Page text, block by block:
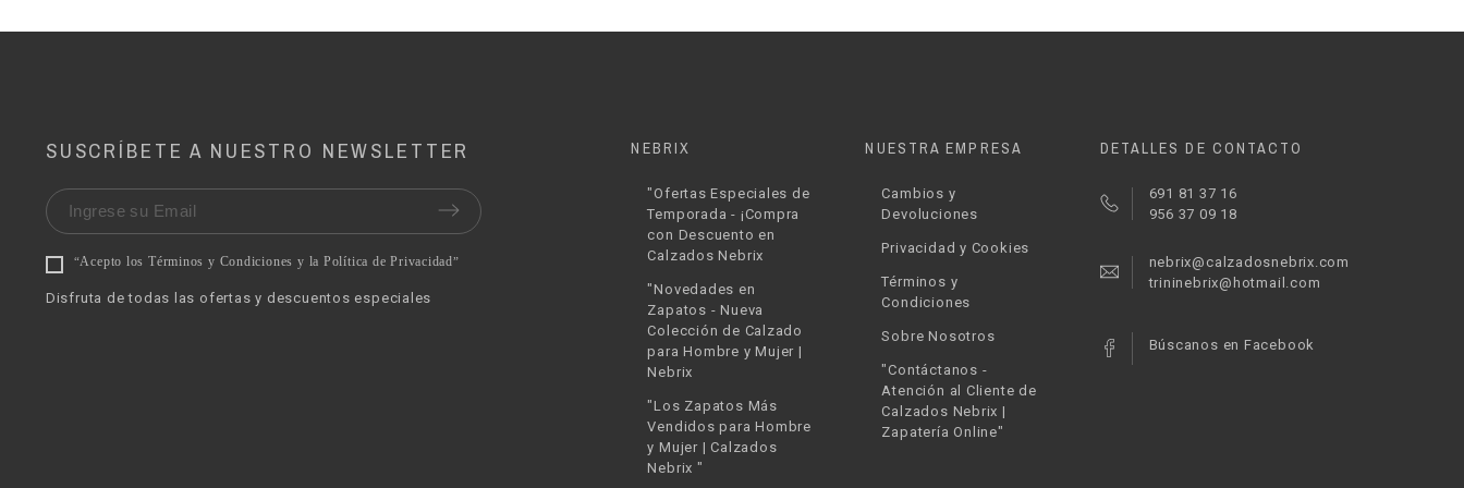
SUSCRÍBETE A NUESTRO NEWSLETTER
“Acepto los Términos y Condiciones y la Política de Privacidad”
Disfruta de todas las ofertas y descuentos especiales
NEBRIX
"Ofertas Especiales de
Temporada - ¡Compra
con Descuento en
Calzados Nebrix
"Novedades en
Zapatos - Nueva
Colección de Calzado
para Hombre y Mujer |
Nebrix
"Los Zapatos Más
Vendidos para Hombre
y Mujer | Calzados
Nebrix "
NUESTRA EMPRESA
Cambios y
Devoluciones
Privacidad y Cookies
Términos y
Condiciones
Sobre Nosotros
"Contáctanos -
Atención al Cliente de
Calzados Nebrix |
Zapatería Online"
DETALLES DE CONTACTO
691 81 37 16
956 37 09 18
nebrix@calzadosnebrix.com
trininebrix@hotmail.com
Búscanos en Facebook